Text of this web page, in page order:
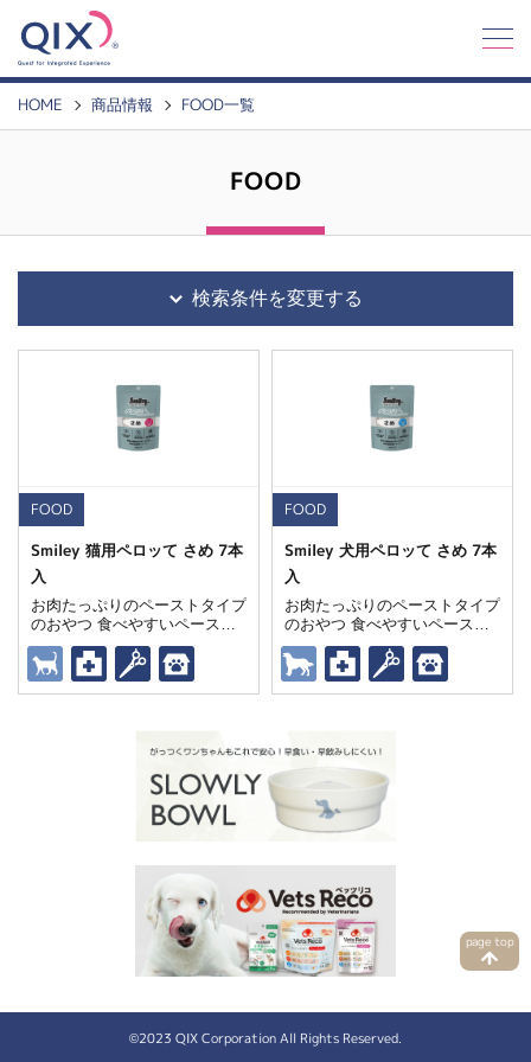
Q
X
HOME
商品情報 FOOD一覧
FOOD
FOOD
Smiley 猫用ペロッて さめ 7本
入
お肉たっぷりのペーストタイプ
のおやつ 食べやすいペースト
状で、スムーズに栄養補給をサ
ポート 愛猫の健康をサポート
する獣医師推奨トリーツ
FOOD
Smiley 犬用ペロッて さめ 7本
入
お肉たっぷりのペーストタイプ
のおやつ 食べやすいペースト
状で、スムーズに栄養補給をサ
ポート 愛犬の健康をサポート
する獣医師推奨トリーツ
検索条件を変更する
©2023 QIX Corporation All Rights Reserved.
page top